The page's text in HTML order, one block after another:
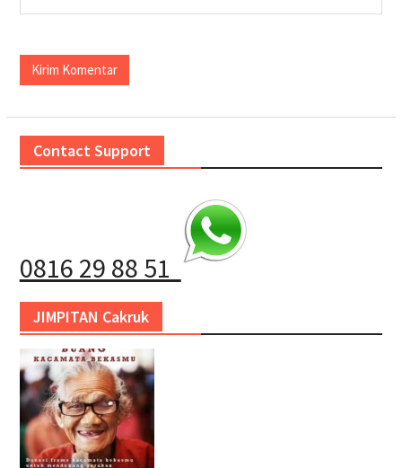
Contact Support
0816 29 88 51
JIMPITAN Cakruk